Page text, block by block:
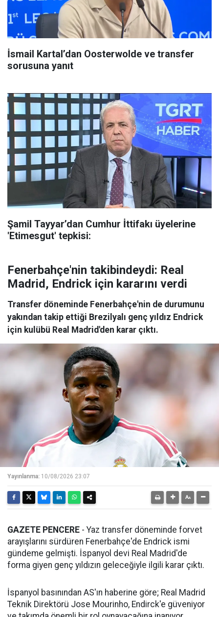
İsmail Kartal’dan Oosterwolde ve transfer
sorusuna yanıt
Şamil Tayyar’dan Cumhur İttifakı üyelerine
'Etimesgut' tepkisi:
Fenerbahçe'nin takibindeydi: Real
Madrid, Endrick için kararını verdi
Transfer döneminde Fenerbahçe'nin de durumunu
yakından takip ettiği Brezilyalı genç yıldız Endrick
için kulübü Real Madrid'den karar çıktı.
Yayınlanma: 10/08/2026 23:07
GAZETE PENCERE - Yaz transfer döneminde forvet
arayışlarını sürdüren Fenerbahçe'de Endrick ismi
gündeme gelmişti. İspanyol devi Real Madrid'de
forma giyen genç yıldızın geleceğiyle ilgili karar çıktı.
İspanyol basınından AS'ın haberine göre; Real Madrid
Teknik Direktörü Jose Mourinho, Endirck'e güveniyor